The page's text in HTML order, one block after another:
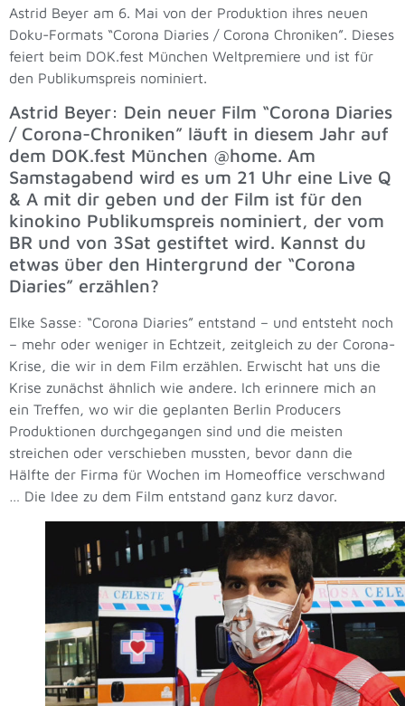
Astrid Beyer am 6. Mai von der Produktion ihres neuen
Doku-Formats “Corona Diaries / Corona Chroniken”. Dieses
feiert beim DOK.fest München Weltpremiere und ist für
den Publikumspreis nominiert.
Astrid Beyer: Dein neuer Film “Corona Diaries
/ Corona-Chroniken” läuft in diesem Jahr auf
dem DOK.fest München @home. Am
Samstagabend wird es um 21 Uhr eine Live Q
& A mit dir geben und der Film ist für den
kinokino Publikumspreis nominiert, der vom
BR und von 3Sat gestiftet wird. Kannst du
etwas über den Hintergrund der “Corona
Diaries” erzählen?
Elke Sasse: “Corona Diaries” entstand – und entsteht noch
– mehr oder weniger in Echtzeit, zeitgleich zu der Corona-
Krise, die wir in dem Film erzählen. Erwischt hat uns die
Krise zunächst ähnlich wie andere. Ich erinnere mich an
ein Treffen, wo wir die geplanten Berlin Producers
Produktionen durchgegangen sind und die meisten
streichen oder verschieben mussten, bevor dann die
Hälfte der Firma für Wochen im Homeoffice verschwand
… Die Idee zu dem Film entstand ganz kurz davor.